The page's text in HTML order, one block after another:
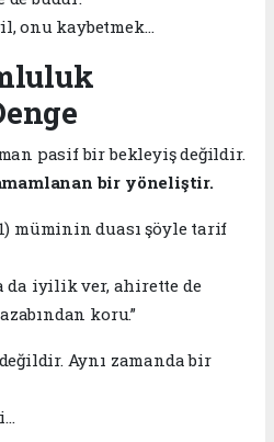
onu kaybetmek…
pasif bir bekleyiş değildir.
bir yöneliştir.
müminin duası şöyle tarif
da iyilik ver, ahirette de
koru.”
Aynı zamanda bir